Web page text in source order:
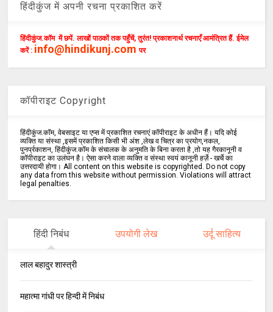
हिंदीकुंज में अपनी रचना प्रकाशित करें
हिंदीकुंज.कॉम में छपें. लाखों पाठकों तक पहुँचें, तुरंत! प्रकाशनार्थ रचनाएँ आमंत्रित हैं. ईमेल
करें : info@hindikunj.com पर
कॉपीराइट Copyright
हिंदीकुंज.कॉम, वेबसाइट या एप्स में प्रकाशित रचनाएं कॉपीराइट के अधीन हैं। यदि कोई
व्यक्ति या संस्था ,इसमें प्रकाशित किसी भी अंश ,लेख व चित्र का प्रयोग,नकल,
पुनर्प्रकाशन, हिंदीकुंज.कॉम के संचालक के अनुमति के बिना करता है ,तो यह गैरकानूनी व
कॉपीराइट का उलंघन है। ऐसा करने वाला व्यक्ति व संस्था स्वयं कानूनी हर्ज़े - खर्चे का
उत्तरदायी होगा। All content on this website is copyrighted. Do not copy
any data from this website without permission. Violations will attract
legal penalties.
हिंदी निबंध उपयोगी लेख उर्दू साहित्य
लाल बहादुर शास्त्री
महात्मा गांधी पर हिन्दी में निबंध